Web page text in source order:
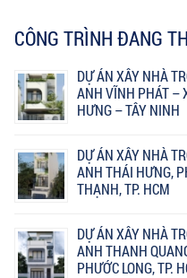
CÔNG TRÌNH ĐANG
DỰ ÁN XÂY NHÀ
ANH VĨNH PHÁT –
HƯNG – TÂY NINH
DỰ ÁN XÂY NHÀ
ANH THÁI HƯNG,
THẠNH, TP. HCM
DỰ ÁN XÂY NHÀ
ANH THANH
PHƯỚC LONG, TP.